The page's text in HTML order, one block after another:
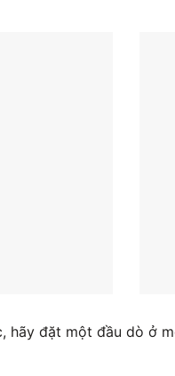
hãy đặt một đầu dò ở